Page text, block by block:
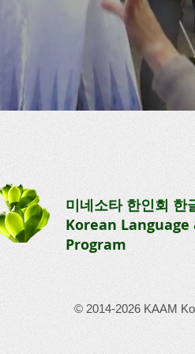
미네소타 한인회 한
Korean
Program
© 2014-2026 KAAM